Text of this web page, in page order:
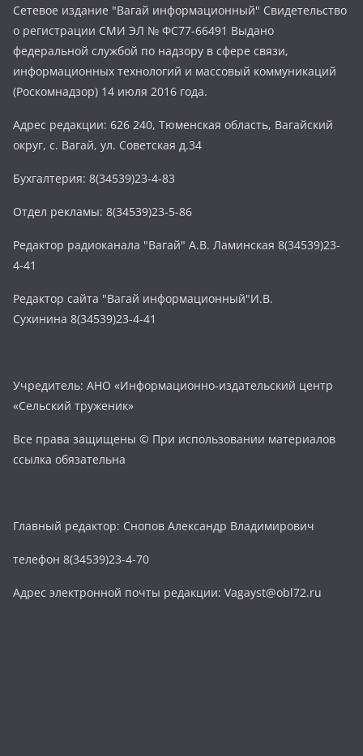
Сетевое издание "Вагай информационный" Свидетельство
о регистрации СМИ ЭЛ № ФС77-66491 Выдано
федеральной службой по надзору в сфере связи,
информационных технологий и массовый коммуникаций
(Роскомнадзор) 14 июля 2016 года.
Адрес редакции: 626 240, Тюменская область, Вагайский
округ, с. Вагай, ул. Советская д.34
Бухгалтерия: 8(34539)23-4-83
Отдел рекламы: 8(34539)23-5-86
Редактор радиоканала "Вагай" А.В. Ламинская 8(34539)23-
4-41
Редактор сайта "Вагай информационный"И.В.
Сухинина 8(34539)23-4-41
Учредитель: АНО «Информационно-издательский центр
«Сельский труженик»
Все права защищены © При использовании материалов
ссылка обязательна
Главный редактор: Снопов Александр Владимирович
телефон 8(34539)23-4-70
Адрес электронной почты редакции: Vagayst@obl72.ru